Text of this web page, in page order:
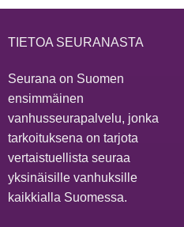
TIETOA SEURANASTA
Seurana on Suomen
ensimmäinen
vanhusseurapalvelu, jonka
tarkoituksena on tarjota
vertaistuellista seuraa
yksinäisille vanhuksille
kaikkialla Suomessa.